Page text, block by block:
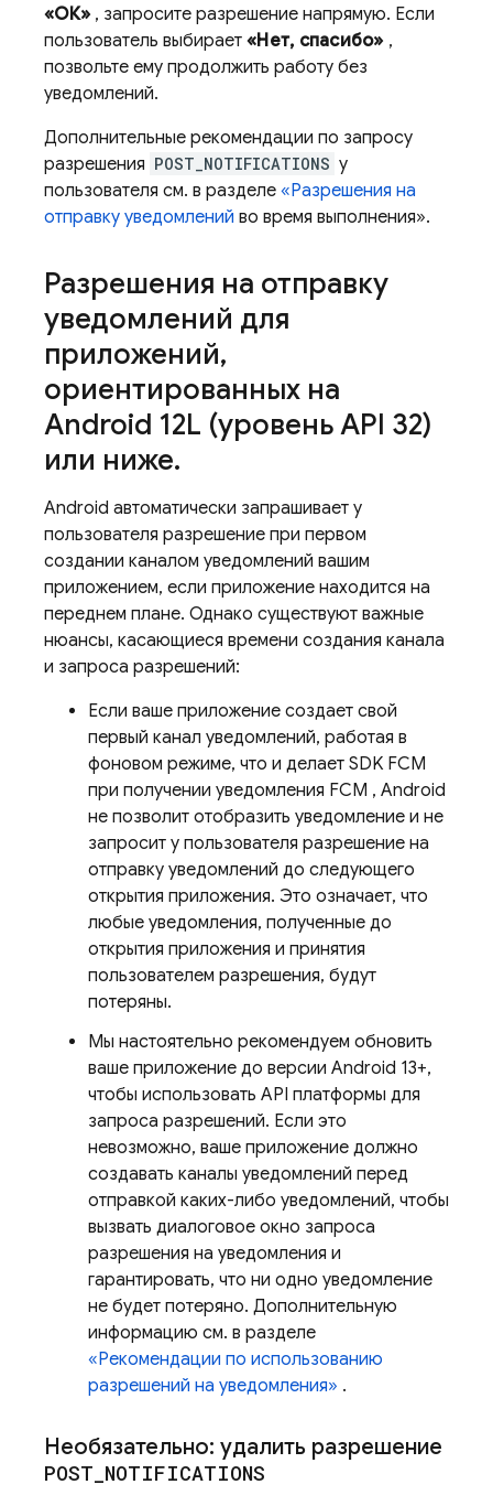
«ОК» , запросите разрешение напрямую. Если
пользователь выбирает «Нет, спасибо» ,
позвольте ему продолжить работу без
уведомлений.
Дополнительные рекомендации по запросу
разрешения POST_NOTIFICATIONS у
пользователя см. в разделе «Разрешения на
отправку уведомлений во время выполнения».
Разрешения на отправку
уведомлений для
приложений,
ориентированных на
Android 12L (уровень API 32)
или ниже.
Android автоматически запрашивает у
пользователя разрешение при первом
создании каналом уведомлений вашим
приложением, если приложение находится на
переднем плане. Однако существуют важные
нюансы, касающиеся времени создания канала
и запроса разрешений:
Если ваше приложение создает свой
первый канал уведомлений, работая в
фоновом режиме, что и делает SDK FCM
при получении уведомления FCM , Android
не позволит отобразить уведомление и не
запросит у пользователя разрешение на
отправку уведомлений до следующего
открытия приложения. Это означает, что
любые уведомления, полученные до
открытия приложения и принятия
пользователем разрешения, будут
потеряны.
Мы настоятельно рекомендуем обновить
ваше приложение до версии Android 13+,
чтобы использовать API платформы для
запроса разрешений. Если это
невозможно, ваше приложение должно
создавать каналы уведомлений перед
отправкой каких-либо уведомлений, чтобы
вызвать диалоговое окно запроса
разрешения на уведомления и
гарантировать, что ни одно уведомление
не будет потеряно. Дополнительную
информацию см. в разделе
«Рекомендации по использованию
разрешений на уведомления» .
Необязательно: удалить разрешение
POST NOTIFICATIONS